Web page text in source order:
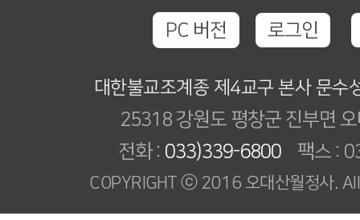
PC 버전 로그인
대한불교조계종 제4교구 본사 문수
25318 강원도 평창군 진부면
전화 : 033)339-6800 팩스 :
COPYRIGHT ⓒ 2016 오대산월정사.